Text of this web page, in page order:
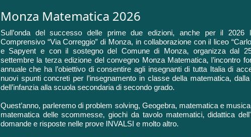
Monza Matematica 2026
Sull’onda del successo delle prime due edizioni, anche per il 2026
Comprensivo “Via Correggio” di Monza, in collaborazione con il liceo
e Sapyent e con il sostegno del Comune di Monza, organizza dal
settembre la terza edizione del convegno Monza Matematica, l’incontro
annuale che ha l’obiettivo di consentire agli insegnanti di tutta Italia di
nuovi spunti concreti per l’insegnamento in classe della matematica,
dell’infanzia alla scuola secondaria di secondo grado.
Quest’anno, parleremo di problem solving, Geogebra, matematica e
matematica delle scommesse, giochi da tavolo matematici, didattica
domande e risposte nelle prove INVALSI e molto altro.